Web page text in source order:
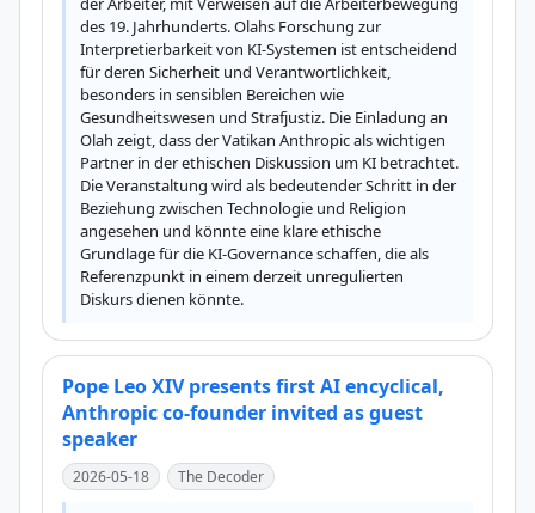
des 19. Jahrhunderts. Olahs Forschung zur
Interpretierbarkeit von KI-Systemen ist entscheidend
für deren Sicherheit und Verantwortlichkeit,
besonders in sensiblen Bereichen wie
Gesundheitswesen und Strafjustiz. Die Einladung an
Olah zeigt, dass der Vatikan Anthropic als wichtigen
Partner in der ethischen Diskussion um KI betrachtet.
Die Veranstaltung wird als bedeutender Schritt in der
Beziehung zwischen Technologie und Religion
angesehen und könnte eine klare ethische
Grundlage für die KI-Governance schaffen, die als
Referenzpunkt in einem derzeit unregulierten
Diskurs dienen könnte.
Pope Leo XIV presents first AI encyclical,
Anthropic co-founder invited as guest
speaker
2026-05-18 The Decoder